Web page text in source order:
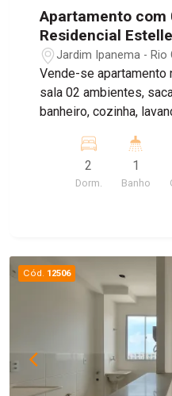
Apartamento com
Residencial
Jardim Ipanema,
Jardim Ipanema - Rio
Vende-se apartamento
sala 02 ambientes,
banheiro, cozinha,
2
Dorm.
1
Banho
Cód. 12506